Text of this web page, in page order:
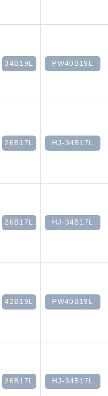
34B19L PW40B19L
26B17L HJ-34B17L
26B17L HJ-34B17L
42B19L PW40B19L
26B17L HJ-34B17L